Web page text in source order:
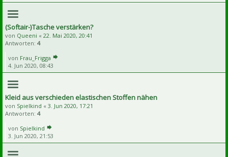
(Softair-)Tasche verstärken?
von Queeni « 22. Mai 2020, 20:41
Antworten: 4
von Frau_Frigga
4. Jun 2020, 08:43
Kleid aus verschieden elastischen Stoffen nähen
von Spielkind « 3. Jun 2020, 17:21
Antworten: 4
von Spielkind
3. Jun 2020, 21:53